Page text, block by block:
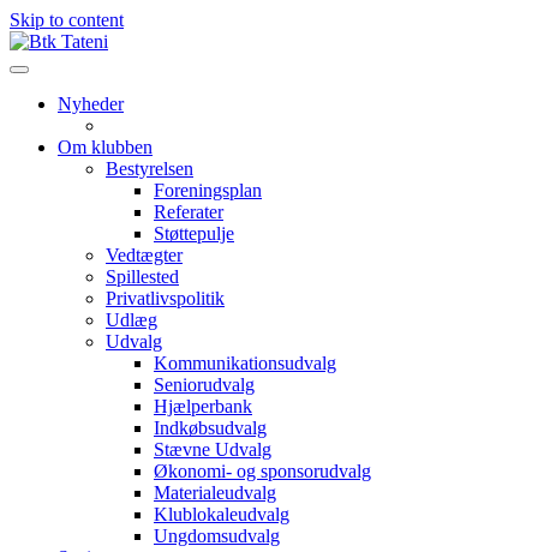
Skip to content
Nyheder
Om klubben
Bestyrelsen
Foreningsplan
Referater
Støttepulje
Vedtægter
Spillested
Privatlivspolitik
Udlæg
Udvalg
Kommunikationsudvalg
Seniorudvalg
Hjælperbank
Indkøbsudvalg
Stævne Udvalg
Økonomi- og sponsorudvalg
Materialeudvalg
Klublokaleudvalg
Ungdomsudvalg